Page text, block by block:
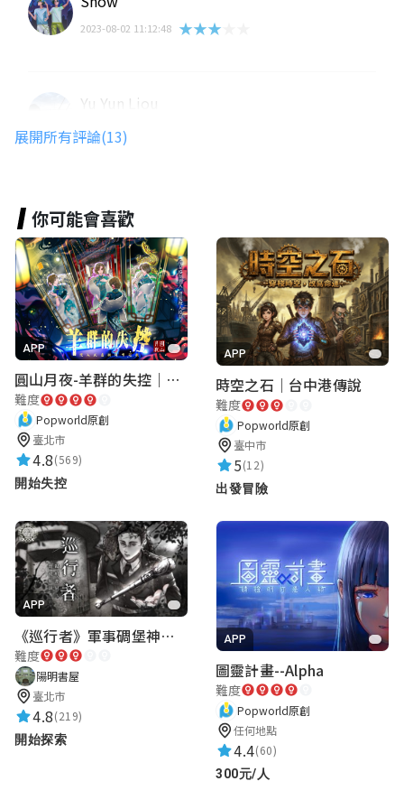
2023-08-02 11:12:48 ★★★★★
Yu Yun Liou
2023-08-02 11:12:21
腿長你兩公分
2022-11-17 01:21:15 ★★★★★
高冠仁
2021-04-26 14:36:47 ★★★★★
2021-04-25 00:09:46 ★★★★★
焦焦
2021-04-25 00:06:15 ★★★★★
焦台盛
★★★★★
★★★★★
展開所有評論(13)
你可能會喜歡
APP
圓山月夜-羊群的失控｜圓山飯店 ARG實境解謎遊戲
難度
Popworld原創
臺北市
4.8(569)
開始失控
APP
時空之石｜台中港傳說
難度
Popworld原創
臺中市
5(12)
出發冒險
APP
《巡行者》軍事碉堡神秘探索｜陽明書屋實境遊戲
難度
陽明書屋
臺北市
4.8(219)
開始探索
APP
圖靈計畫--Alpha
難度
Popworld原創
任何地點
4.4(60)
300元/人